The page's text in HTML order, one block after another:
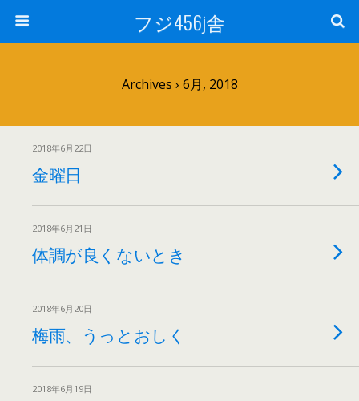
フジ456j舎
Archives › 6月, 2018
2018年6月22日
金曜日
2018年6月21日
体調が良くないとき
2018年6月20日
梅雨、うっとおしく
2018年6月19日